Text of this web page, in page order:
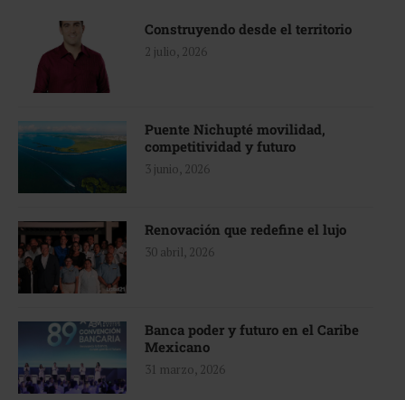
Construyendo desde el territorio
2 julio, 2026
Puente Nichupté movilidad,
competitividad y futuro
3 junio, 2026
Renovación que redefine el lujo
30 abril, 2026
Banca poder y futuro en el Caribe
Mexicano
31 marzo, 2026